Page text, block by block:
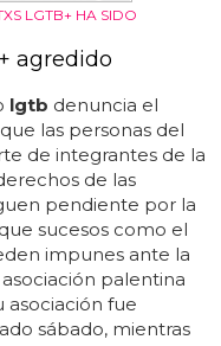
LGTB+ HA SIDO
agredido
lgtb denuncia el
las personas del
de integrantes de la
de las
pendiente por la
sucesos como el
impunes ante la
palentina
asociación fue
sábado, mientras